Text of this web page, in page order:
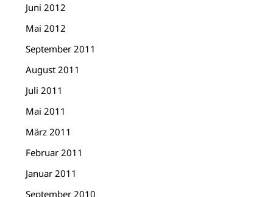
Juni 2012
Mai 2012
September 2011
August 2011
Juli 2011
Mai 2011
März 2011
Februar 2011
Januar 2011
September 2010